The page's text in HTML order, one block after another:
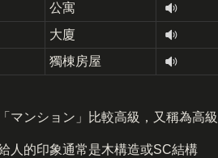
公寓
大廈
獨棟房屋
マンション」比較高級，又稱為高級
人的印象通常是木構造或SC結構